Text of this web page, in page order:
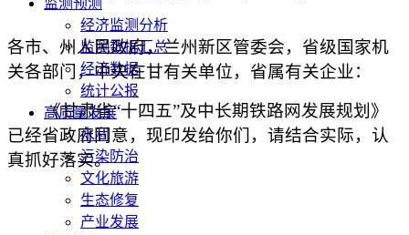
监测预测
经济监测分析
监测数据汇总
经济数据
统计公报
高质量发展
水利
污染防治
文化旅游
生态修复
产业发展
各市、州人民政府，兰州新区管委会，省级国家机
关各部门，中央在甘有关单位，省属有关企业：
《甘肃省“十四五”及中长期铁路网发展规划》
已经省政府同意，现印发给你们，请结合实际，认
真抓好落实。